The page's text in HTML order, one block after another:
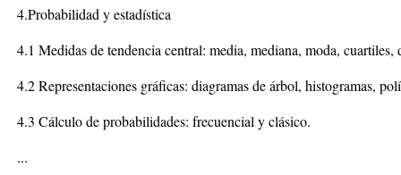
4.Probabilidad y estadística
4.1 Medidas de tendencia central: media, mediana, moda, cuartiles,
4.2 Representaciones gráficas: diagramas de árbol, histogramas,
4.3 Cálculo de probabilidades: frecuencial y clásico.
...